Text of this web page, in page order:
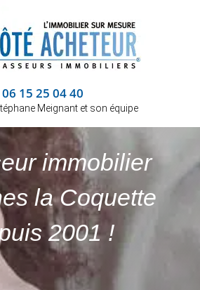
06 15 25 04 40
Meignant et son équipe
immobilier
la Coquette
2001 !